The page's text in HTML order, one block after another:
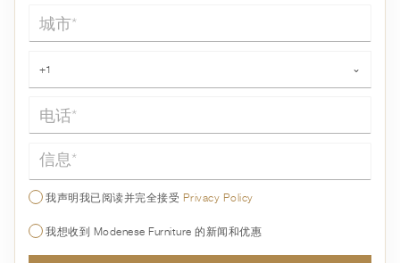
城市*
+1 ⌄
信息*
我声明我已阅读并完全接受 Privacy Policy
我想收到 Modenese Furniture 的新闻和优惠